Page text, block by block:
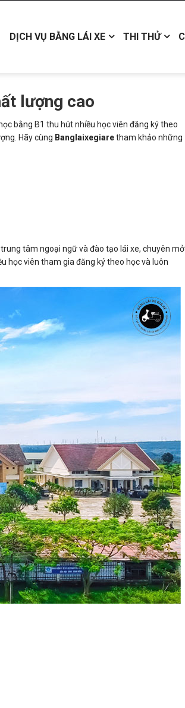
DỊCH VỤ BẰNG LÁI XE THI THỬ
lượng cao
bằng B1 thu hút nhiều học viên đăng ký theo
Hãy cùng Banglaixegiaretham khảo những
tâm ngoại ngữ và đào tạo lái xe, chuyên mở
học viên tham gia đăng ký theo học và luôn